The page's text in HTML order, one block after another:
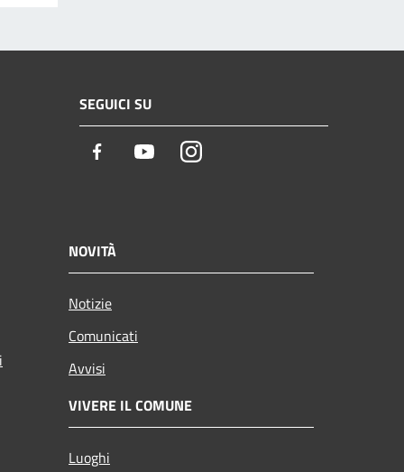
SEGUICI SU
Facebook YoutubeInstagram
NOVITÀ
Notizie
Comunicati
Avvisi
VIVERE IL COMUNE
Luoghi